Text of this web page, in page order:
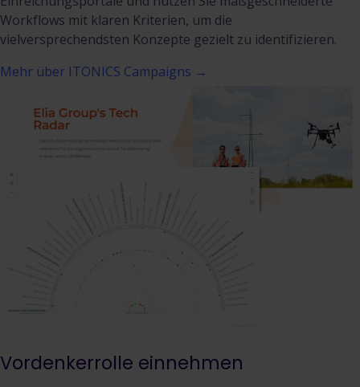
Workflows mit klaren Kriterien, um die
vielversprechendsten Konzepte gezielt zu identifizieren.
Mehr über ITONICS Campaigns →
Vordenkerrolle einnehmen